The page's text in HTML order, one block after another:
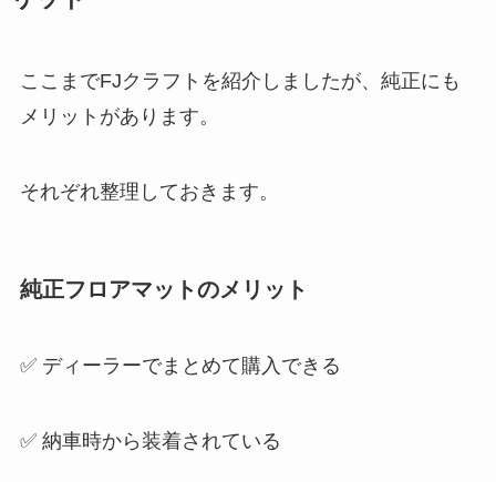
ここまでFJクラフトを紹介しましたが、純正にも
メリットがあります。
それぞれ整理しておきます。
純正フロアマットのメリット
✅ ディーラーでまとめて購入できる
✅ 納車時から装着されている